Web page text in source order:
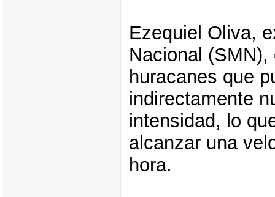
Ezequiel Oliva,
Nacional
huracanes que
indirectamente
intensidad, lo
alcanzar una
hora.